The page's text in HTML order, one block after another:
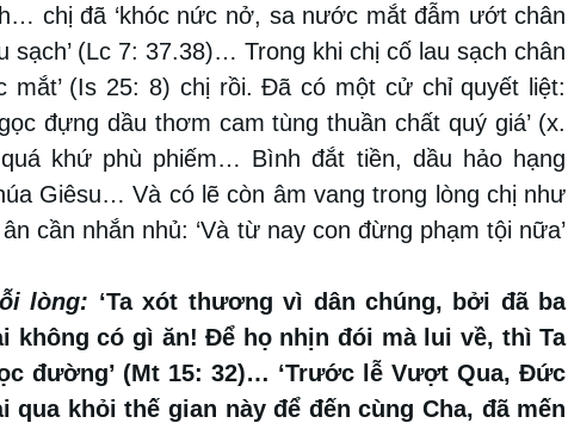
chị đã ‘khóc nức nở, sa nước mắt đẫm ướt chân
(Lc 7: 37.38)… Trong khi chị cố lau sạch chân
mắt’ (Is 25: 8) chị rồi. Đã có một cử chỉ quyết liệt:
đựng dầu thơm cam tùng thuần chất quý giá’ (x.
khứ phù phiếm… Bình đắt tiền, dầu hảo hạng
Giêsu… Và có lẽ còn âm vang trong lòng chị như
cần nhắn nhủ: ‘Và từ nay con đừng phạm tội nữa’
lòng: ‘Ta xót thương vì dân chúng, bởi đã ba
không có gì ăn! Để họ nhịn đói mà lui về, thì Ta
đường’ (Mt 15: 32)… ‘Trước lễ Vượt Qua, Đức
qua khỏi thế gian này để đến cùng Cha, đã mến